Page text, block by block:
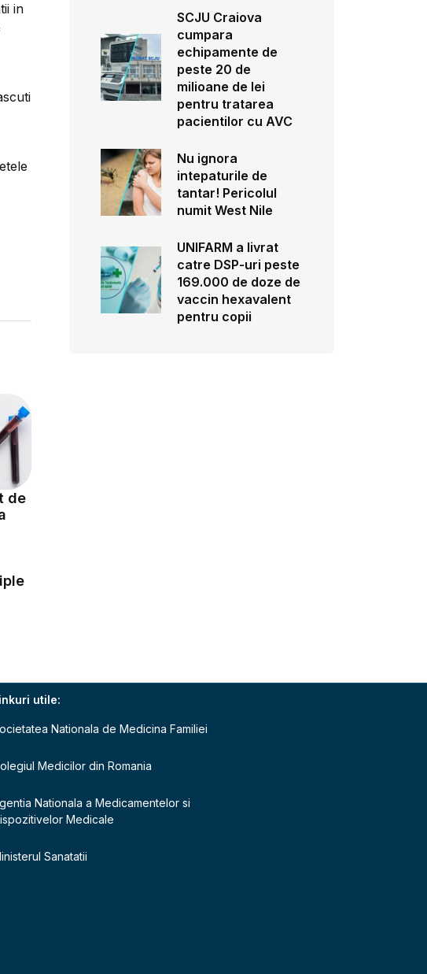
in
de
SCJU Craiova
cumpara
echipamente de
peste 20 de
milioane de lei
pentru tratarea
pacientilor cu AVC
Nu ignora
intepaturile de
tantar! Pericolul
numit West Nile
UNIFARM a livrat
catre DSP-uri peste
169.000 de doze de
vaccin hexavalent
pentru copii
utile:
Nationala de Medicina Familiei
Medicilor din Romania
Nationala a Medicamentelor si
Medicale
Sanatatii